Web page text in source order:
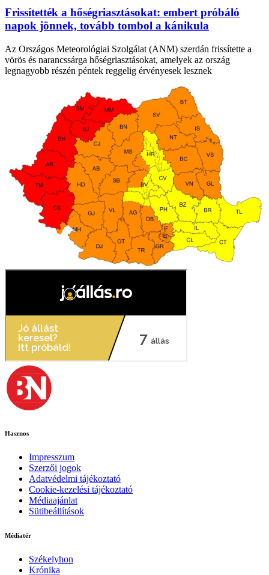
Frissítették a hőségriasztásokat: embert próbáló
napok jönnek, tovább tombol a kánikula
Az Országos Meteorológiai Szolgálat (ANM) szerdán frissítette a
vörös és narancssárga hőségriasztásokat, amelyek az ország
legnagyobb részén péntek reggelig érvényesek lesznek
Hasznos
Impresszum
Szerzői jogok
Adatvédelmi tájékoztató
Cookie-kezelési tájékoztató
Médiaajánlat
Sütibeállítások
Médiatér
Székelyhon
Krónika